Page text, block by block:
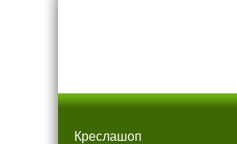
Креслашоп